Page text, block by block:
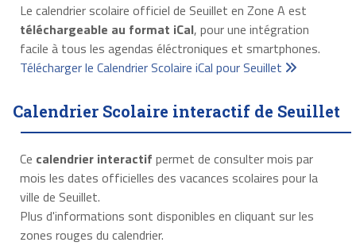
Le calendrier scolaire officiel de Seuillet en Zone A est
téléchargeable au format iCal, pour une intégration
facile à tous les agendas éléctroniques et smartphones.
Télécharger le Calendrier Scolaire iCal pour Seuillet
Calendrier Scolaire interactif de Seuillet
Ce calendrier interactif permet de consulter mois par
mois les dates officielles des vacances scolaires pour la
ville de Seuillet.
Plus d'informations sont disponibles en cliquant sur les
zones rouges du calendrier.